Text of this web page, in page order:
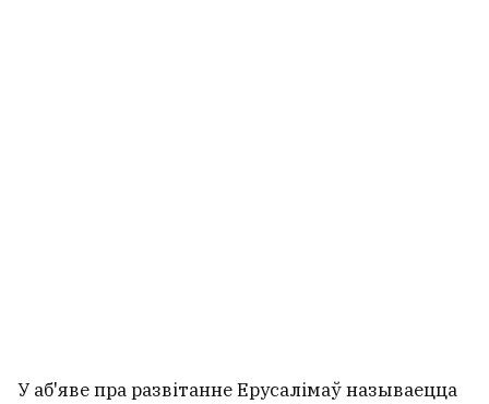
У аб'яве пра развітанне Ерусалімаў называецца